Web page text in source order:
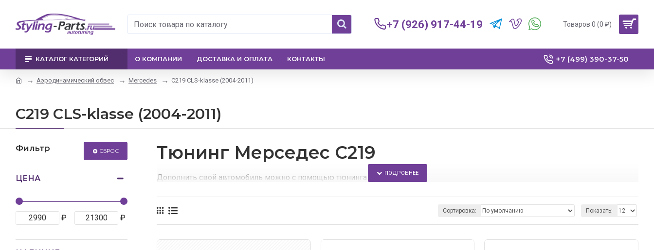
+7 (926) 917-44-19 Товаров 0 (0 ₽)
КАТАЛОГ КАТЕГОРИЙ О КОМПАНИИ ДОСТАВКА И ОПЛАТА КОНТАКТЫ +7 (499) 390-37-50
Аэродинамический обвес Mercedes C219 CLS-klasse (2004-2011)
C219 CLS-klasse (2004-2011)
Фильтр СБРОС
ЦЕНА
₽ ₽
Тюнинг Мерседес С219
Дополнить свой автомобиль можно с помощью тюнинга.
Благодаря данному интернет-магазину, каждый сможет найти аэродинамические обвесы для своего автомобиля.
У нас Вы найдете: Сортировка: Показать: